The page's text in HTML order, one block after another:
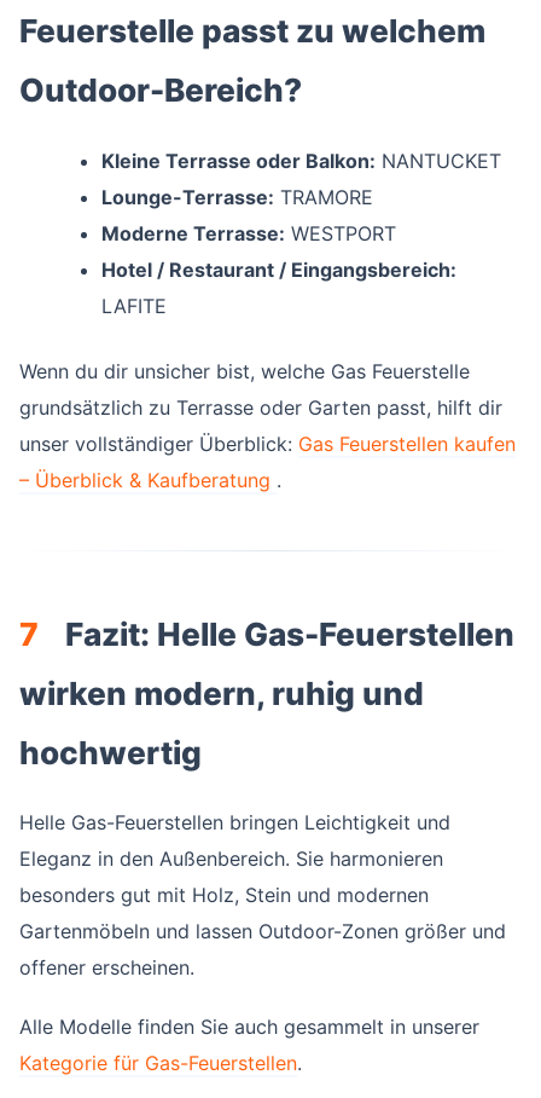
Feuerstelle passt zu welchem
Outdoor-Bereich?
Kleine Terrasse oder Balkon: NANTUCKET
Lounge-Terrasse: TRAMORE
Moderne Terrasse: WESTPORT
Hotel / Restaurant / Eingangsbereich:
LAFITE
Wenn du dir unsicher bist, welche Gas Feuerstelle
grundsätzlich zu Terrasse oder Garten passt, hilft dir
unser vollständiger Überblick: Gas Feuerstellen kaufen
– Überblick & Kaufberatung .
7
Fazit: Helle Gas-Feuerstellen
wirken modern, ruhig und
hochwertig
Helle Gas-Feuerstellen bringen Leichtigkeit und
Eleganz in den Außenbereich. Sie harmonieren
besonders gut mit Holz, Stein und modernen
Gartenmöbeln und lassen Outdoor-Zonen größer und
offener erscheinen.
Alle Modelle finden Sie auch gesammelt in unserer
Kategorie für Gas-Feuerstellen.